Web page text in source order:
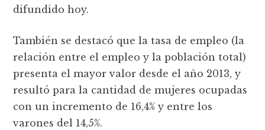
difundido hoy.
También se destacó que la tasa de empleo (la
relación entre el empleo y la población total)
presenta el mayor valor desde el año 2013, y
resultó para la cantidad de mujeres ocupadas
con un incremento de 16,4% y entre los
varones del 14,5%.